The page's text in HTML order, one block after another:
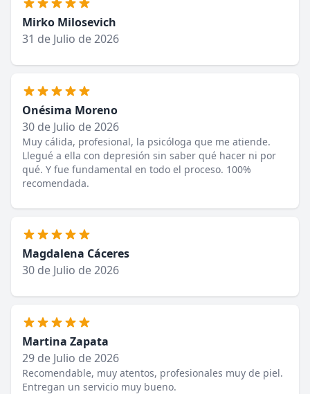
Mirko Milosevich
31 de Julio de 2026
Onésima Moreno
30 de Julio de 2026
Muy cálida, profesional, la psicóloga que me atiende.
Llegué a ella con depresión sin saber qué hacer ni por
qué. Y fue fundamental en todo el proceso. 100%
recomendada.
Magdalena Cáceres
30 de Julio de 2026
Martina Zapata
29 de Julio de 2026
Recomendable, muy atentos, profesionales muy de piel.
Entregan un servicio muy bueno.